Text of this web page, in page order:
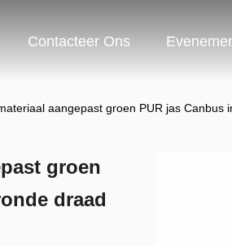
Contacteer Ons
aangepast groen PUR jas
groen
draad